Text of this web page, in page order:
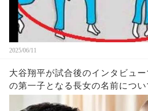
2025/06/11
大谷翔平が試合後のインタビュ
の第一子となる長女の名前につ
題に！山本由伸や佐々木朗希は知